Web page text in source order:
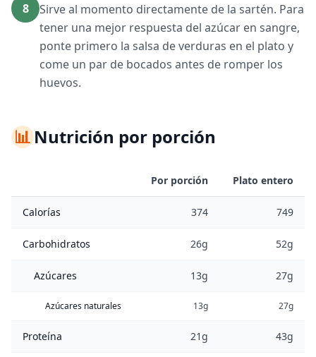
8
Sirve al momento directamente de la sartén. Para
tener una mejor respuesta del azúcar en sangre,
ponte primero la salsa de verduras en el plato y
come un par de bocados antes de romper los
huevos.
📊Nutrición por porción
Por porción Plato entero
Calorías 374 749
Carbohidratos 26g 52g
Azúcares 13g 27g
Azúcares naturales 13g 27g
Proteína 21g 43g